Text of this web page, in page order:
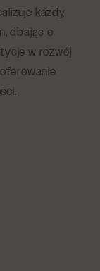
każdy
dbając o
w rozwój